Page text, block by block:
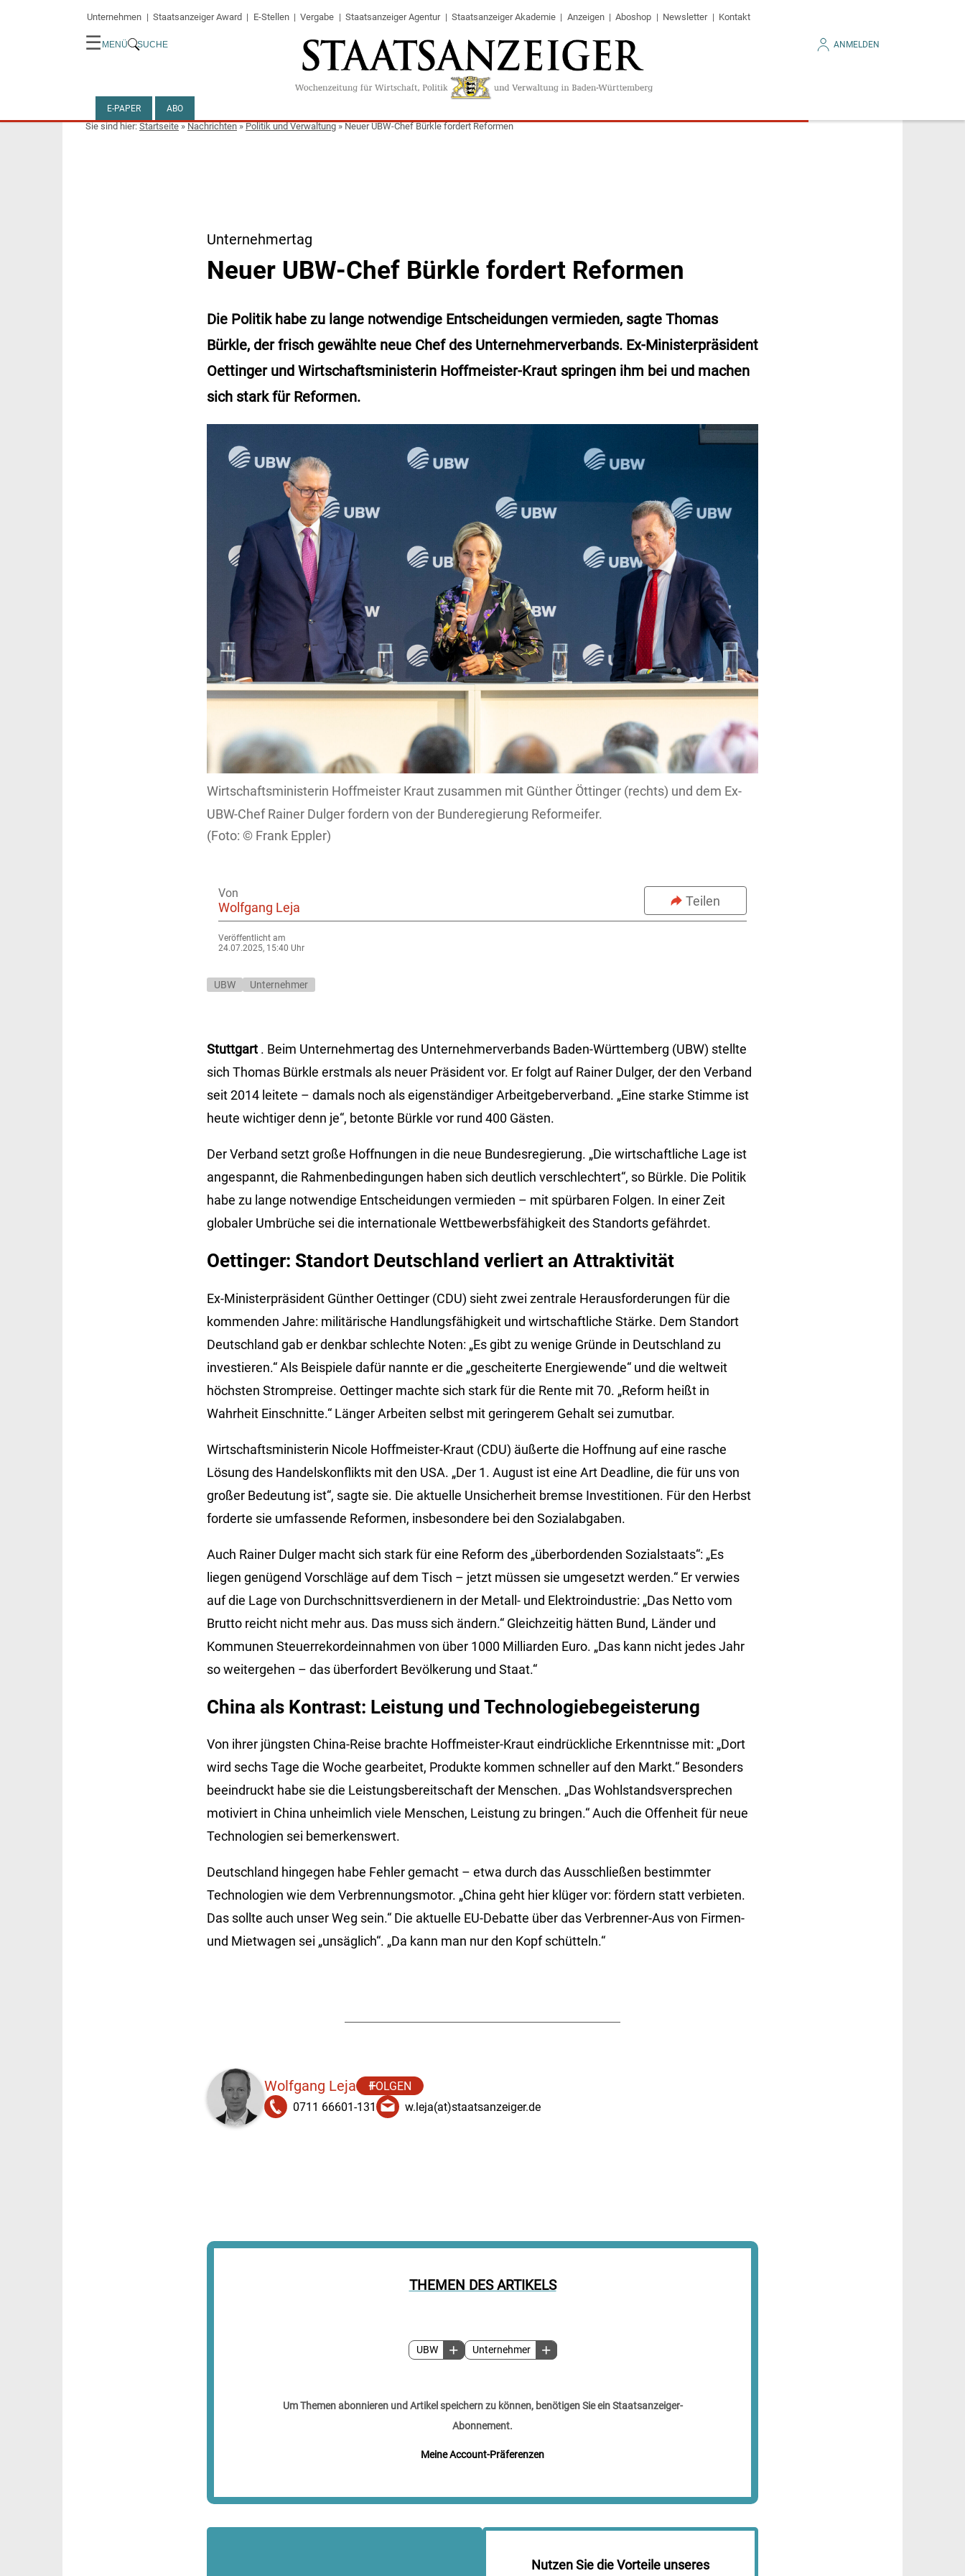
Unternehmen Staatsanzeiger Award E-Stellen Vergabe Staatsanzeiger Agentur Staatsanzeiger Akademie Anzeigen Aboshop Newsletter Kontakt
☰ MENÜ SUCHE ANMELDEN
E-PAPER ABO
Startseite»Nachrichten»Politik und Verwaltung»Neuer UBW-Chef Bürkle fordert Reformen
THEMEN DES ARTIKELS
UBW Unternehmer
Um Themen abonnieren und Artikel speichern zu können, benötigen Sie ein Staatsanzeiger-
Abonnement.
Meine Account-Präferenzen
Unternehmertag
Neuer UBW-Chef Bürkle fordert Reformen
Die Politik habe zu lange notwendige Entscheidungen vermieden, sagte Thomas
Bürkle, der frisch gewählte neue Chef des Unternehmerverbands. Ex-Ministerpräsident
Oettinger und Wirtschaftsministerin Hoffmeister-Kraut springen ihm bei und machen
sich stark für Reformen.
Wirtschaftsministerin Hoffmeister Kraut zusammen mit Günther Öttinger (rechts) und dem Ex-
UBW-Chef Rainer Dulger fordern von der Bunderegierung Reformeifer.
Frank Eppler)
Von
Wolfgang Leja Teilen
Veröffentlicht am
24.07.2025, 15:40 Uhr
UBW Unternehmer
Stuttgart . Beim Unternehmertag des Unternehmerverbands Baden-Württemberg (UBW) stellte
sich Thomas Bürkle erstmals als neuer Präsident vor. Er folgt auf Rainer Dulger, der den Verband
seit 2014 leitete – damals noch als eigenständiger Arbeitgeberverband. „Eine starke Stimme ist
heute wichtiger denn je“, betonte Bürkle vor rund 400 Gästen.
Der Verband setzt große Hoffnungen in die neue Bundesregierung. „Die wirtschaftliche Lage ist
angespannt, die Rahmenbedingungen haben sich deutlich verschlechtert“, so Bürkle. Die Politik
habe zu lange notwendige Entscheidungen vermieden – mit spürbaren Folgen. In einer Zeit
globaler Umbrüche sei die internationale Wettbewerbsfähigkeit des Standorts gefährdet.
Oettinger: Standort Deutschland verliert an Attraktivität
Ex-Ministerpräsident Günther Oettinger (CDU) sieht zwei zentrale Herausforderungen für die
kommenden Jahre: militärische Handlungsfähigkeit und wirtschaftliche Stärke. Dem Standort
Deutschland gab er denkbar schlechte Noten: „Es gibt zu wenige Gründe in Deutschland zu
investieren.“ Als Beispiele dafür nannte er die „gescheiterte Energiewende“ und die weltweit
höchsten Strompreise. Oettinger machte sich stark für die Rente mit 70. „Reform heißt in
Wahrheit Einschnitte.“ Länger Arbeiten selbst mit geringerem Gehalt sei zumutbar.
Wirtschaftsministerin Nicole Hoffmeister-Kraut (CDU) äußerte die Hoffnung auf eine rasche
Lösung des Handelskonflikts mit den USA. „Der 1. August ist eine Art Deadline, die für uns von
großer Bedeutung ist“, sagte sie. Die aktuelle Unsicherheit bremse Investitionen. Für den Herbst
forderte sie umfassende Reformen, insbesondere bei den Sozialabgaben.
Auch Rainer Dulger macht sich stark für eine Reform des „überbordenden Sozialstaats“: „Es
liegen genügend Vorschläge auf dem Tisch – jetzt müssen sie umgesetzt werden.“ Er verwies
auf die Lage von Durchschnittsverdienern in der Metall- und Elektroindustrie: „Das Netto vom
Brutto reicht nicht mehr aus. Das muss sich ändern.“ Gleichzeitig hätten Bund, Länder und
Kommunen Steuerrekordeinnahmen von über 1000 Milliarden Euro. „Das kann nicht jedes Jahr
so weitergehen – das überfordert Bevölkerung und Staat.“
China als Kontrast: Leistung und Technologiebegeisterung
Von ihrer jüngsten China-Reise brachte Hoffmeister-Kraut eindrückliche Erkenntnisse mit: „Dort
wird sechs Tage die Woche gearbeitet, Produkte kommen schneller auf den Markt.“ Besonders
beeindruckt habe sie die Leistungsbereitschaft der Menschen. „Das Wohlstandsversprechen
motiviert in China unheimlich viele Menschen, Leistung zu bringen.“ Auch die Offenheit für neue
Technologien sei bemerkenswert.
Deutschland hingegen habe Fehler gemacht – etwa durch das Ausschließen bestimmter
Technologien wie dem Verbrennungsmotor. „China geht hier klüger vor: fördern statt verbieten.
Das sollte auch unser Weg sein.“ Die aktuelle EU-Debatte über das Verbrenner-Aus von Firmen-
und Mietwagen sei „unsäglich“. „Da kann man nur den Kopf schütteln.“
Wolfgang Leja
FOLGEN
0711 66601-131
w.leja(at)staatsanzeiger.de
Nutzen Sie die Vorteile unseres